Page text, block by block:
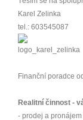
Karel Zelinka
tel.: 603545087
Finanční poradce
Realitní činnost -
- prodej a pronájem